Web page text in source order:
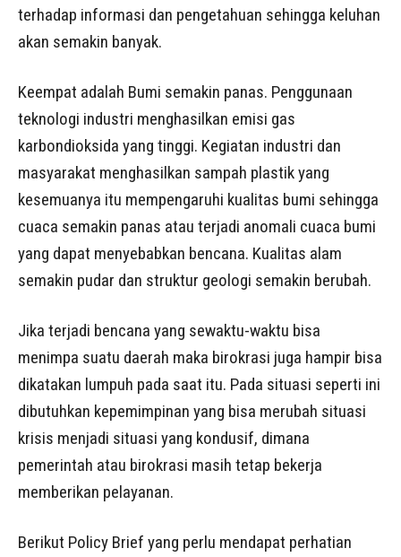
terhadap informasi dan pengetahuan sehingga keluhan
akan semakin banyak.
Keempat adalah Bumi semakin panas. Penggunaan
teknologi industri menghasilkan emisi gas
karbondioksida yang tinggi. Kegiatan industri dan
masyarakat menghasilkan sampah plastik yang
kesemuanya itu mempengaruhi kualitas bumi sehingga
cuaca semakin panas atau terjadi anomali cuaca bumi
yang dapat menyebabkan bencana. Kualitas alam
semakin pudar dan struktur geologi semakin berubah.
Jika terjadi bencana yang sewaktu-waktu bisa
menimpa suatu daerah maka birokrasi juga hampir bisa
dikatakan lumpuh pada saat itu. Pada situasi seperti ini
dibutuhkan kepemimpinan yang bisa merubah situasi
krisis menjadi situasi yang kondusif, dimana
pemerintah atau birokrasi masih tetap bekerja
memberikan pelayanan.
Berikut Policy Brief yang perlu mendapat perhatian